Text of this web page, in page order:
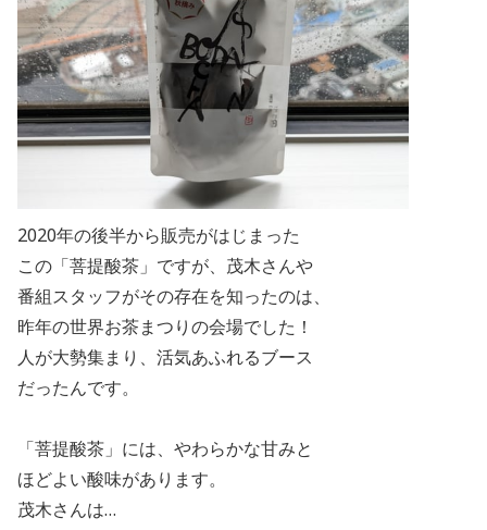
2020年の後半から販売がはじまった
この「菩提酸茶」ですが、茂木さんや
番組スタッフがその存在を知ったのは、
昨年の世界お茶まつりの会場でした！
人が大勢集まり、活気あふれるブース
だったんです。
「菩提酸茶」には、やわらかな甘みと
ほどよい酸味があります。
茂木さんは…